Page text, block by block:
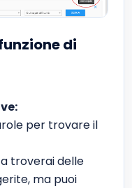
di
per trovare il
troverai delle
ma puoi